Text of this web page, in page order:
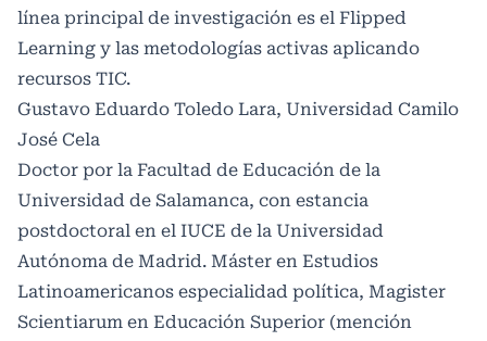
línea principal de investigación es el Flipped
Learning y las metodologías activas aplicando
recursos TIC.
Gustavo Eduardo Toledo Lara, Universidad Camilo
José Cela
Doctor por la Facultad de Educación de la
Universidad de Salamanca, con estancia
postdoctoral en el IUCE de la Universidad
Autónoma de Madrid. Máster en Estudios
Latinoamericanos especialidad política, Magister
Scientiarum en Educación Superior (mención